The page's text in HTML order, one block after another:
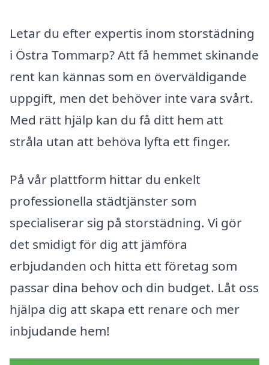
Letar du efter expertis inom storstädning
i Östra Tommarp? Att få hemmet skinande
rent kan kännas som en överväldigande
uppgift, men det behöver inte vara svårt.
Med rätt hjälp kan du få ditt hem att
stråla utan att behöva lyfta ett finger.
På vår plattform hittar du enkelt
professionella städtjänster som
specialiserar sig på storstädning. Vi gör
det smidigt för dig att jämföra
erbjudanden och hitta ett företag som
passar dina behov och din budget. Låt oss
hjälpa dig att skapa ett renare och mer
inbjudande hem!